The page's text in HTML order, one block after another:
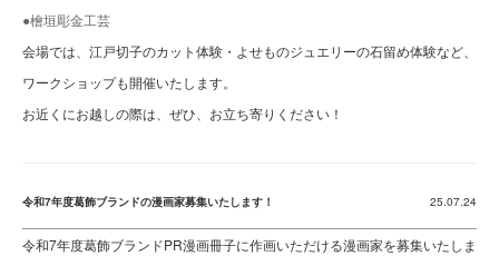
●檜垣彫金工芸
会場では、江戸切子のカット体験・よせものジュエリーの石留め体験など、
ワークショップも開催いたします。
お近くにお越しの際は、ぜひ、お立ち寄りください！
令和7年度葛飾ブランドの漫画家募集いたします！ 25.07.24
令和7年度葛飾ブランドPR漫画冊子に作画いただける漫画家を募集いたしま